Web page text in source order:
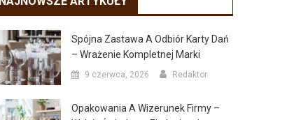
Spójna Zastawa A Odbiór Karty Dań
– Wrażenie Kompletnej Marki
9 czerwca, 2026 Redaktor
Opakowania A Wizerunek Firmy –